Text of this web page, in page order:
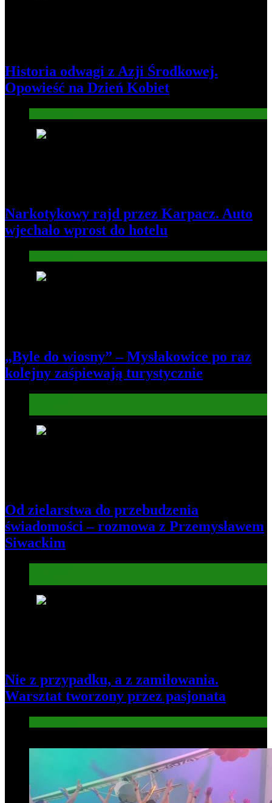
Historia odwagi z Azji Środkowej.
Opowieść na Dzień Kobiet
Narkotykowy rajd przez Karpacz. Auto
wjechało wprost do hotelu
„Byle do wiosny” – Mysłakowice po raz
kolejny zaśpiewają turystycznie
Od zielarstwa do przebudzenia
świadomości – rozmowa z Przemysławem
Siwackim
Nie z przypadku, a z zamiłowania.
Warsztat tworzony przez pasjonata